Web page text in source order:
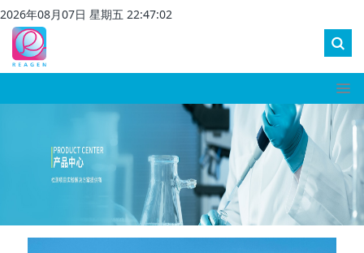
2026年08月07日 星期五 22:47:02